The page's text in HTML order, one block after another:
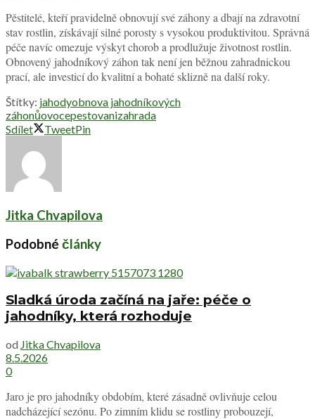
Pěstitelé, kteří pravidelně obnovují své záhony a dbají na zdravotní
stav rostlin, získávají silné porosty s vysokou produktivitou. Správná
péče navíc omezuje výskyt chorob a prodlužuje životnost rostlin.
Obnovený jahodníkový záhon tak není jen běžnou zahradnickou
prací, ale investicí do kvalitní a bohaté sklizně na další roky.
Štítky: jahodyobnova jahodníkových
záhonůovocepestovanizahrada
Sdílet
TweetPin
Jitka Chvapilova
Podobné články
Sladká úroda začíná na jaře: péče o
jahodníky, která rozhoduje
od Jitka Chvapilova
8.5.2026
0
Jaro je pro jahodníky obdobím, které zásadně ovlivňuje celou
nadcházející sezónu. Po zimním klidu se rostliny probouzejí,